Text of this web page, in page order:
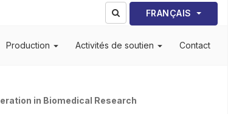
Sélectionnez votre
FRANÇAIS
Production Activités de soutien Contact
in Biomedical Research